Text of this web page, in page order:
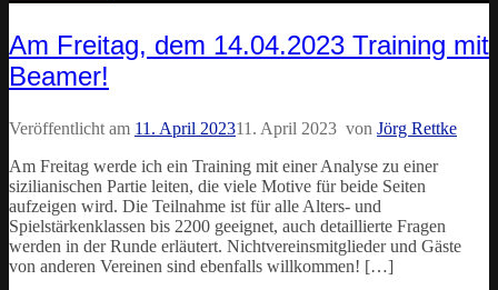
Am Freitag, dem 14.04.2023 Training mit
Beamer!
Veröffentlicht am 11. April 202311. April 2023 von Jörg Rettke
Am Freitag werde ich ein Training mit einer Analyse zu einer
sizilianischen Partie leiten, die viele Motive für beide Seiten
aufzeigen wird. Die Teilnahme ist für alle Alters- und
Spielstärkenklassen bis 2200 geeignet, auch detaillierte Fragen
werden in der Runde erläutert. Nichtvereinsmitglieder und Gäste
von anderen Vereinen sind ebenfalls willkommen! […]